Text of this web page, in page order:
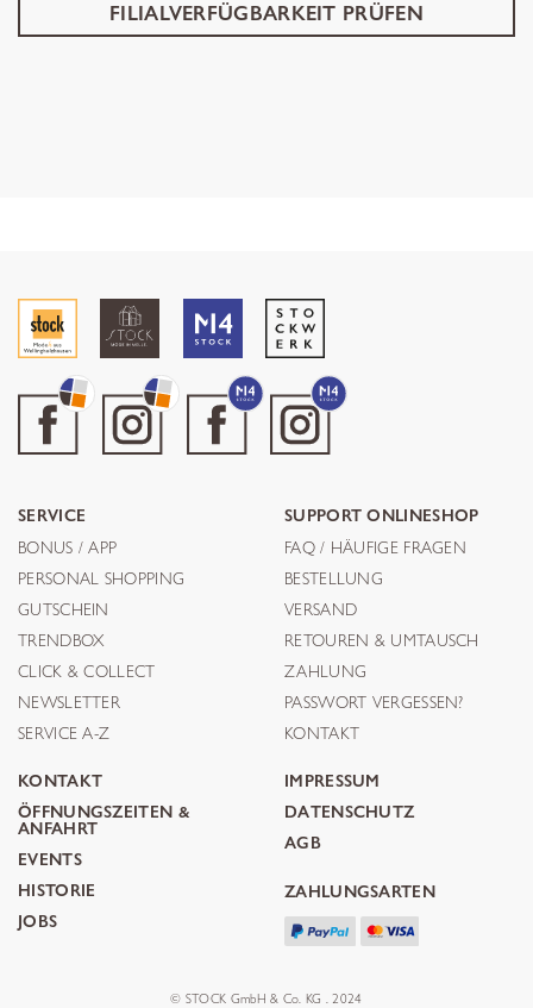
FILIALVERFÜGBARKEIT PRÜFEN
SERVICE
BONUS / APP
PERSONAL SHOPPING
GUTSCHEIN
TRENDBOX
CLICK & COLLECT
NEWSLETTER
SERVICE A-Z
SUPPORT ONLINESHOP
FAQ / HÄUFIGE FRAGEN
BESTELLUNG
VERSAND
RETOUREN & UMTAUSCH
ZAHLUNG
PASSWORT VERGESSEN?
KONTAKT
KONTAKT
ÖFFNUNGSZEITEN &
ANFAHRT
EVENTS
HISTORIE
JOBS
IMPRESSUM
DATENSCHUTZ
AGB
ZAHLUNGSARTEN
© STOCK GmbH & Co. KG . 2024